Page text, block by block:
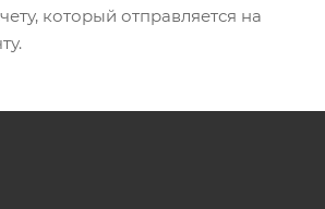
который отправляется на